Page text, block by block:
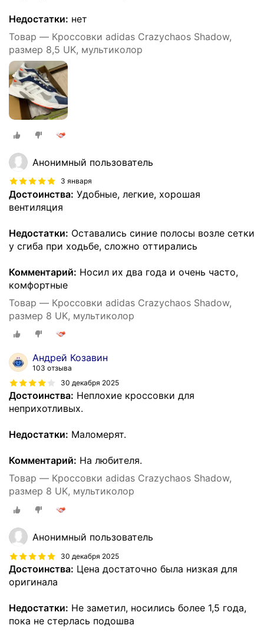
Недостатки: нет
Товар — Кроссовки adidas Crazychaos Shadow,
размер 8,5 UK, мультиколор
Анонимный пользователь
3 января
Достоинства: Удобные, легкие, хорошая
вентиляция
Недостатки: Оставались синие полосы возле сетки
у сгиба при ходьбе, сложно оттирались
Комментарий: Носил их два года и очень часто,
комфортные
Товар — Кроссовки adidas Crazychaos Shadow,
размер 8 UK, мультиколор
Андрей Козавин
103 отзыва
30 декабря 2025
Достоинства: Неплохие кроссовки для
неприхотливых.
Недостатки: Маломерят.
Комментарий: На любителя.
Товар — Кроссовки adidas Crazychaos Shadow,
размер 8 UK, мультиколор
Анонимный пользователь
30 декабря 2025
Достоинства: Цена достаточно была низкая для
оригинала
Недостатки: Не заметил, носились более 1,5 года,
пока не стерлась подошва